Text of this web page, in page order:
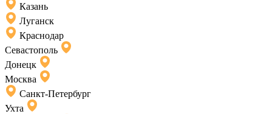
Казань
Луганск
Краснодар
Севастополь
Донецк
Москва
Санкт-Петербург
Ухта